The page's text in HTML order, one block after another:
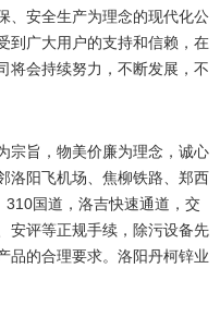
、安全生产为理念的现代化公
到广大用户的支持和信赖，在
将会持续努力，不断发展，不
宗旨，物美价廉为理念，诚心
洛阳飞机场、焦柳铁路、郑西
国道，洛吉快速通道，交
安评等正规手续，除污设备先
品的合理要求。洛阳丹柯锌业